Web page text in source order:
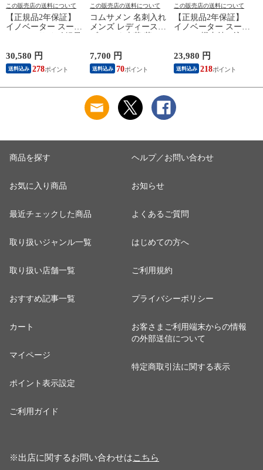
この販売店の送料について
【正規品2年保証】
イノベーター スーツ
ケース Lサイズ 軽量
ース suitcase ストッ
パー フロントポケッ
ト キャリーバッグ
30,580 円
送料込み 278
この販売店の送料について
コムサメン 名刺入れ
メンズ レディース
ブランド 本革 革
型 スリム 軽量 おし
ゃれ バイカラー カ
ードケース カード入
Cole 名刺入
WCM6755
7,700 円
送料込み 70
この販売店の送料について
【正規品2年保証】
イノベーター スーツ
ケース 機内持ち込み
量 innovator キャリー
ケース ブランド 小
さめ Sサイズ ストッ
Journey Cabin INV50
23,980 円
送料込み 218
商品を探す
お気に入り商品
最近チェックした商品
取り扱いジャンル一覧
取り扱い店舗一覧
おすすめ記事一覧
カート
マイページ
ポイント表示設定
ご利用ガイド
ヘルプ／お問い合わせ
お知らせ
よくあるご質問
はじめての方へ
ご利用規約
プライバシーポリシー
お客さまご利用端末からの情報
の外部送信について
特定商取引法に関する表示
※出店に関するお問い合わせはこちら